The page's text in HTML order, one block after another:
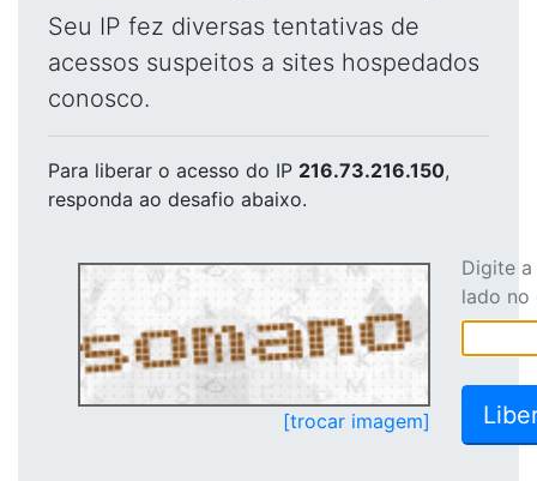
Seu IP fez diversas tentativas de
acessos suspeitos a sites hospedados
conosco.
Para liberar o acesso do IP 216.73.216.150,
responda ao desafio abaixo.
[trocar imagem]
Digite
lado no